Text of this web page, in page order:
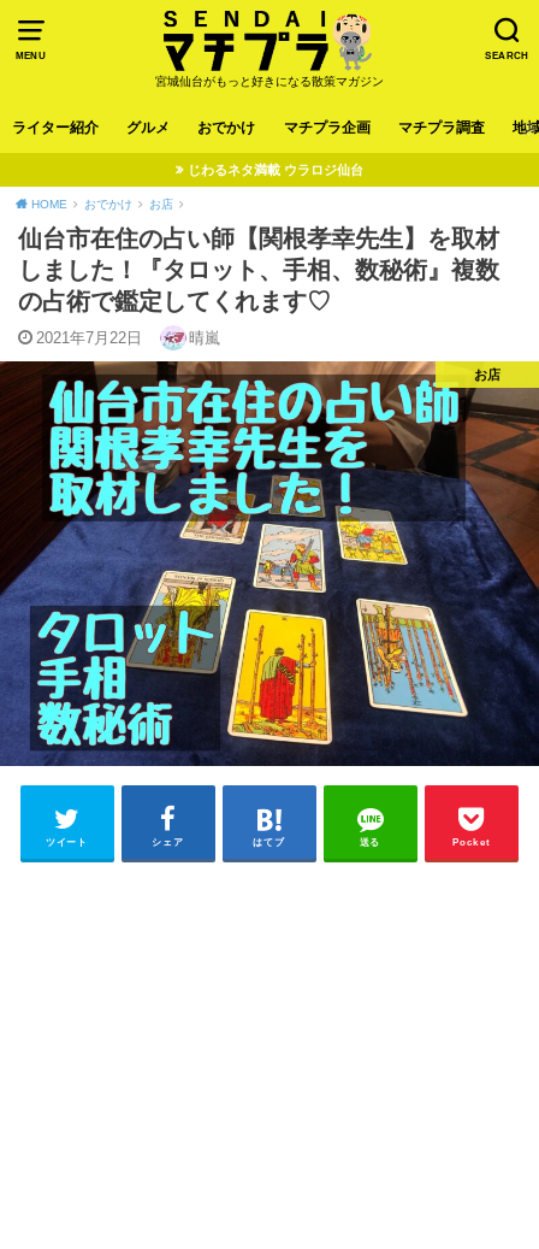
MENU SEARCH
宮城仙台がもっと好きになる散策マガジン
ライター紹介 グルメ おでかけ マチプラ企画 マチプラ調査 地
じわるネタ満載 ウラロジ仙台
HOME おでかけ お店
仙台市在住の占い師【関根孝幸先生】を取材
しました！『タロット、手相、数秘術』複数
の占術で鑑定してくれます♡
2021年7月22日 晴嵐
お店
ツイート シェア はてブ 送る Pocket